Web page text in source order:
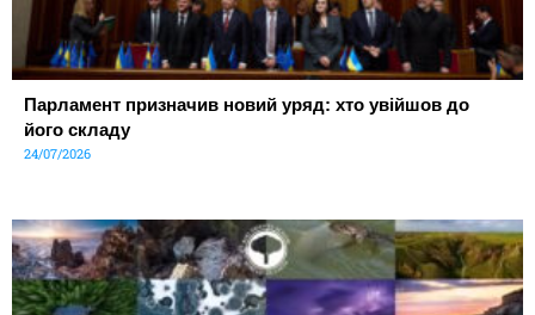
Парламент призначив новий уряд: хто увійшов до
його складу
24/07/2026